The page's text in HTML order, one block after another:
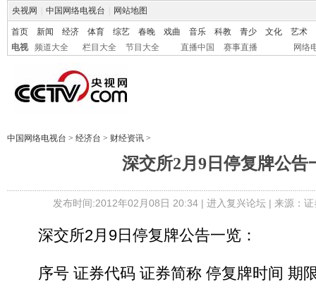
央视网 中国网络电视台 网站地图
首页 新闻 经济 体育 综艺 春晚 戏曲 音乐 科教 青少 文化
艺术
电视
频道大全 栏目大全 节目大全 直播中国 赛事直播 网络
中国网络电视台 > 经济台 > 财经资讯 >
深交所2月9日停复牌公告
发布时间:2012年02月08日 20:34 | 进入复兴论坛| 来源：
深交所2月9日停复牌公告一览：
序号 证券代码 证券简称 停复牌时间 期